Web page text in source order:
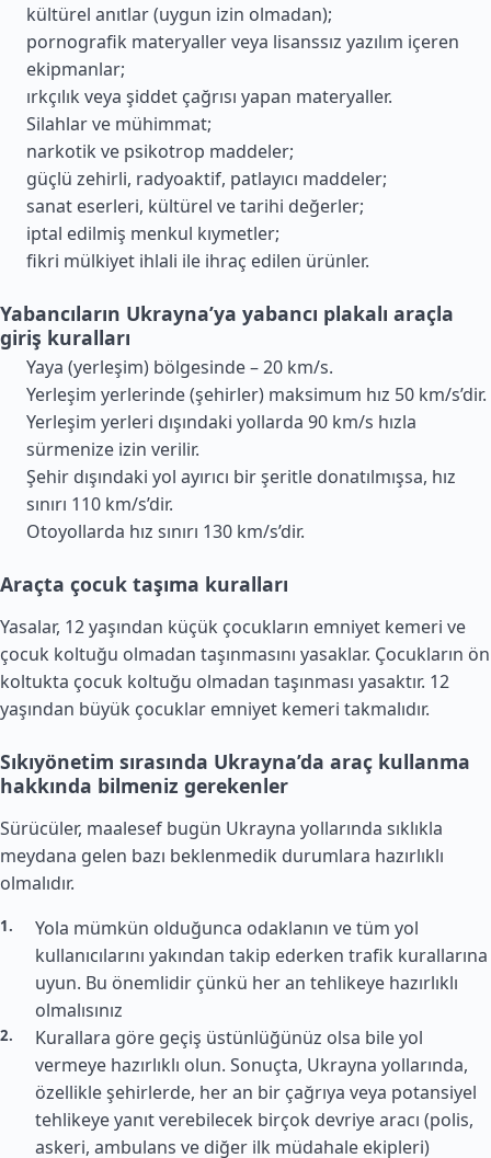
kültürel anıtlar (uygun izin olmadan);
pornografik materyaller veya lisanssız yazılım içeren
ekipmanlar;
ırkçılık veya şiddet çağrısı yapan materyaller.
Silahlar ve mühimmat;
narkotik ve psikotrop maddeler;
güçlü zehirli, radyoaktif, patlayıcı maddeler;
sanat eserleri, kültürel ve tarihi değerler;
iptal edilmiş menkul kıymetler;
fikri mülkiyet ihlali ile ihraç edilen ürünler.
Yabancıların Ukrayna’ya yabancı plakalı araçla
giriş kuralları
Yaya (yerleşim) bölgesinde – 20 km/s.
Yerleşim yerlerinde (şehirler) maksimum hız 50 km/s’dir.
Yerleşim yerleri dışındaki yollarda 90 km/s hızla
sürmenize izin verilir.
Şehir dışındaki yol ayırıcı bir şeritle donatılmışsa, hız
sınırı 110 km/s’dir.
Otoyollarda hız sınırı 130 km/s’dir.
Araçta çocuk taşıma kuralları
Yasalar, 12 yaşından küçük çocukların emniyet kemeri ve
çocuk koltuğu olmadan taşınmasını yasaklar. Çocukların ön
koltukta çocuk koltuğu olmadan taşınması yasaktır. 12
yaşından büyük çocuklar emniyet kemeri takmalıdır.
Sıkıyönetim sırasında Ukrayna’da araç kullanma
hakkında bilmeniz gerekenler
Sürücüler, maalesef bugün Ukrayna yollarında sıklıkla
meydana gelen bazı beklenmedik durumlara hazırlıklı
olmalıdır.
Yola mümkün olduğunca odaklanın ve tüm yol
kullanıcılarını yakından takip ederken trafik kurallarına
uyun. Bu önemlidir çünkü her an tehlikeye hazırlıklı
olmalısınız
Kurallara göre geçiş üstünlüğünüz olsa bile yol
vermeye hazırlıklı olun. Sonuçta, Ukrayna yollarında,
özellikle şehirlerde, her an bir çağrıya veya potansiyel
tehlikeye yanıt verebilecek birçok devriye aracı (polis,
askeri, ambulans ve diğer ilk müdahale ekipleri)